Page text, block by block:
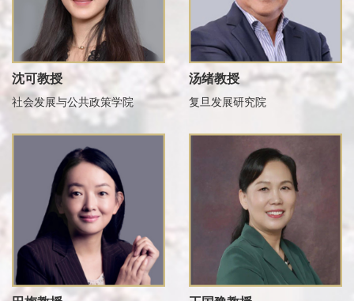
沈可教授
社会发展与公共政策学院
汤绪教授
复旦发展研究院